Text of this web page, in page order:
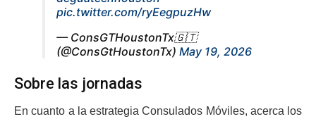
pic.twitter.com/ryEegpuzHw
— ConsGTHoustonTx🇬🇹
(@ConsGtHoustonTx) May 19, 2026
Sobre las jornadas
En cuanto a la estrategia Consulados Móviles, acerca los